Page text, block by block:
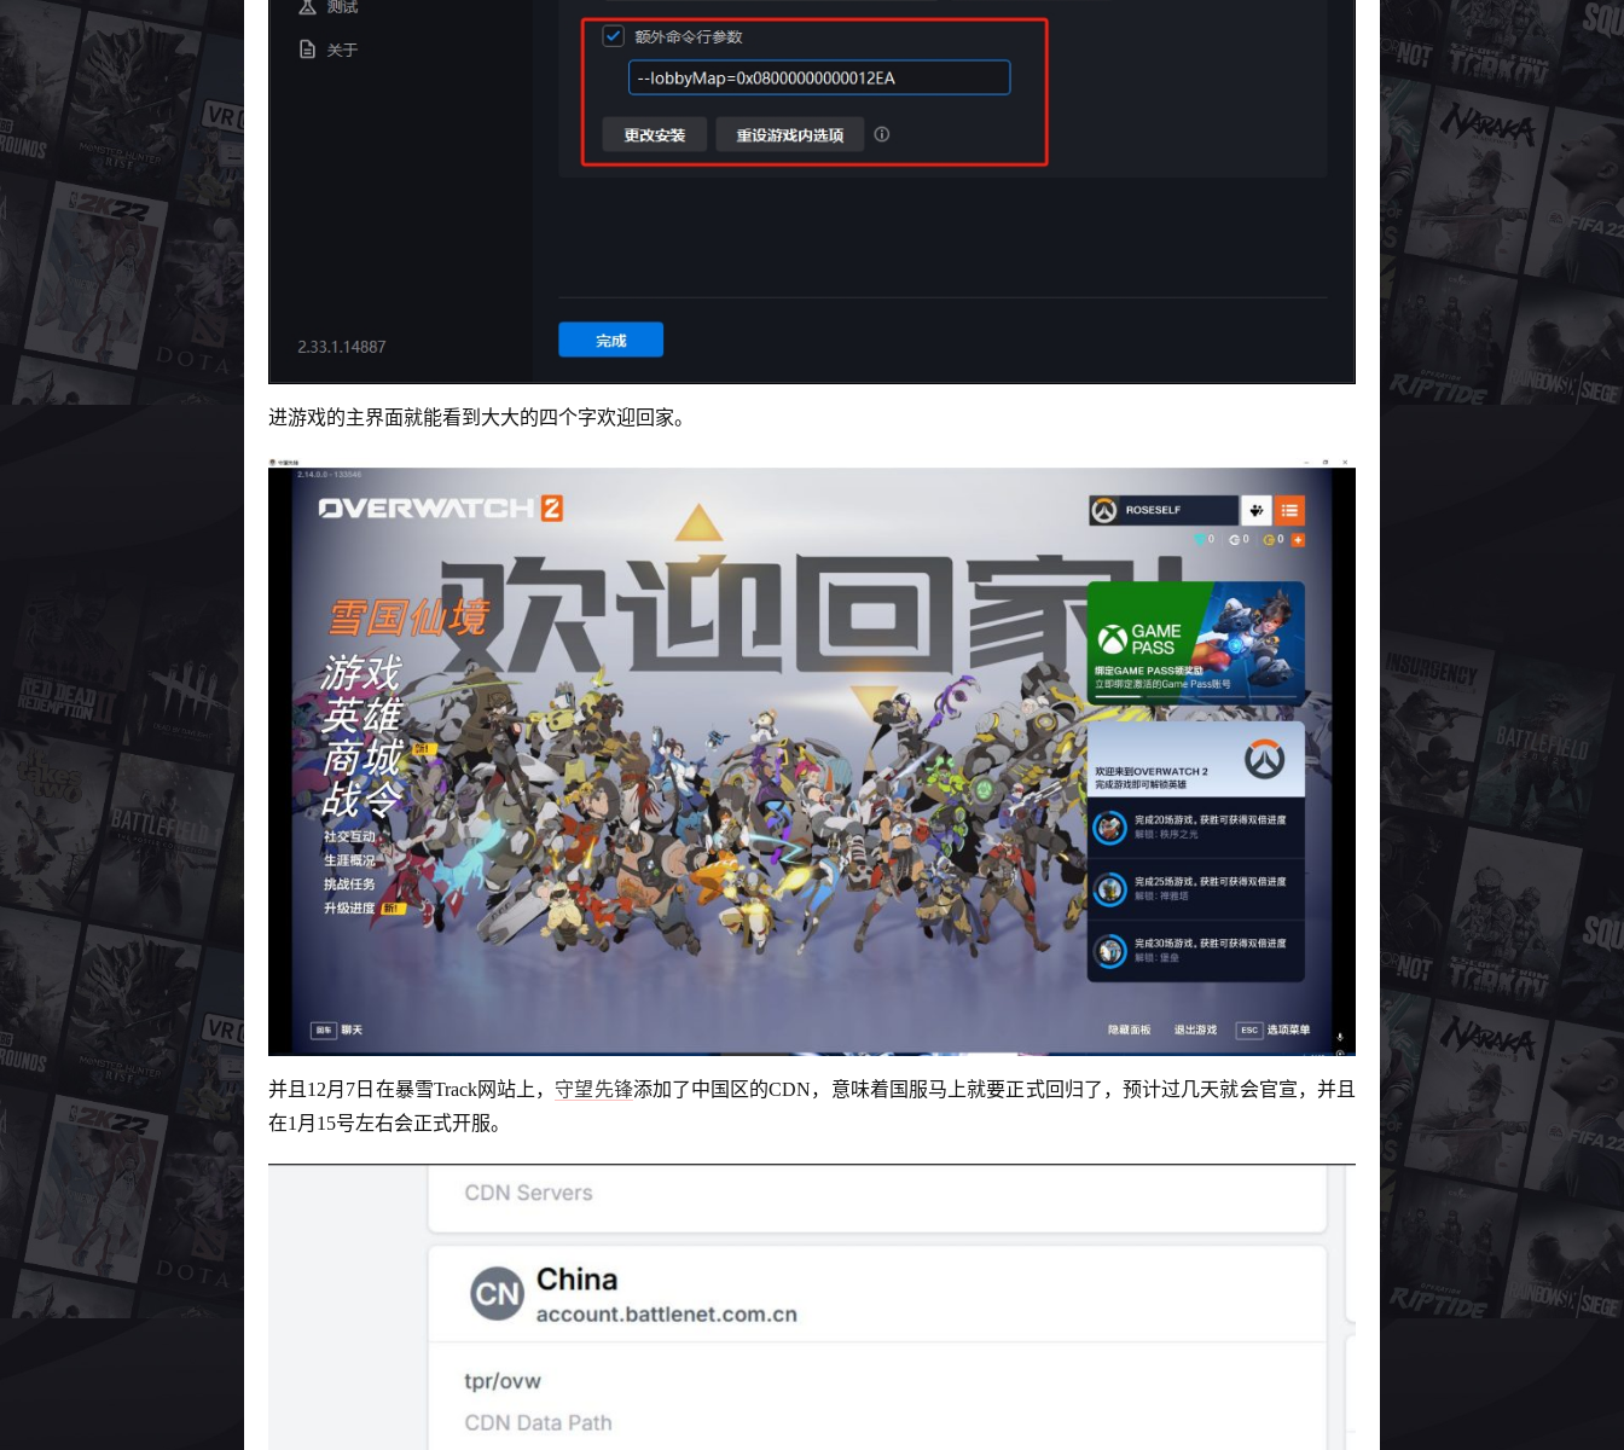
进游戏的主界面就能看到大大的四个字欢迎回家。
并且12月7日在暴雪Track网站上， 守望先锋添加了中国区的CDN，意味着国服马上就要正式回归了，预计过几天就会官宣，并且
在1月15号左右会正式开服。